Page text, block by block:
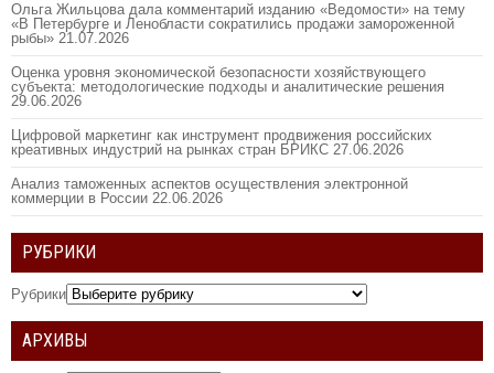
Ольга Жильцова дала комментарий изданию «Ведомости» на тему
«В Петербурге и Ленобласти сократились продажи замороженной
рыбы» 21.07.2026
Оценка уровня экономической безопасности хозяйствующего
субъекта: методологические подходы и аналитические решения
29.06.2026
Цифровой маркетинг как инструмент продвижения российских
креативных индустрий на рынках стран БРИКС 27.06.2026
Анализ таможенных аспектов осуществления электронной
коммерции в России 22.06.2026
РУБРИКИ
Рубрики
АРХИВЫ